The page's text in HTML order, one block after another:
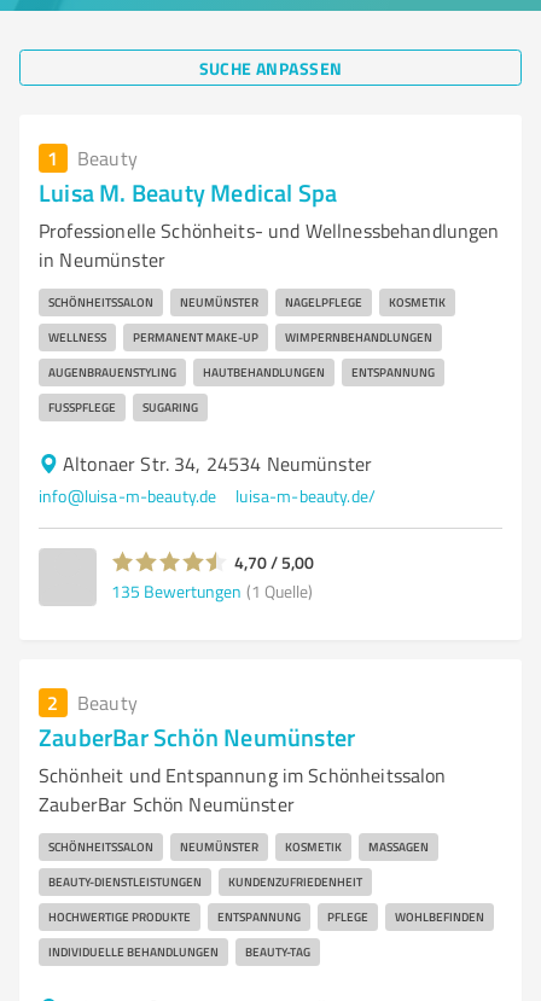
SUCHE ANPASSEN
1 Beauty
Luisa M. Beauty Medical Spa
Professionelle Schönheits- und Wellnessbehandlungen
in Neumünster
SCHÖNHEITSSALON NEUMÜNSTER NAGELPFLEGE KOSMETIK
WELLNESS PERMANENT MAKE-UP WIMPERNBEHANDLUNGEN
AUGENBRAUENSTYLING HAUTBEHANDLUNGEN ENTSPANNUNG
FUSSPFLEGE SUGARING
Altonaer Str. 34, 24534 Neumünster
info@luisa-m-beauty.de luisa-m-beauty.de/
4,70 / 5,00
135 Bewertungen (1 Quelle)
2 Beauty
ZauberBar Schön Neumünster
Schönheit und Entspannung im Schönheitssalon
ZauberBar Schön Neumünster
SCHÖNHEITSSALON NEUMÜNSTER KOSMETIK MASSAGEN
BEAUTY-DIENSTLEISTUNGEN KUNDENZUFRIEDENHEIT
HOCHWERTIGE PRODUKTE ENTSPANNUNG PFLEGE WOHLBEFINDEN
INDIVIDUELLE BEHANDLUNGEN BEAUTY-TAG